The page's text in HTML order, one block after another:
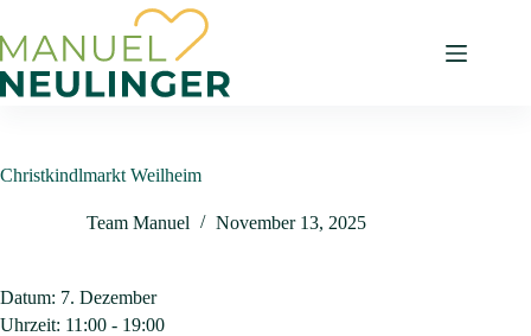
Christkindlmarkt Weilheim
Team Manuel November 13, 2025
Datum: 7. Dezember
Uhrzeit: 11:00 - 19:00